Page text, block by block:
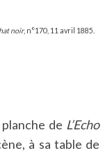
noir, n°170, 11 avril 1885.
de L’Echo
à sa table de